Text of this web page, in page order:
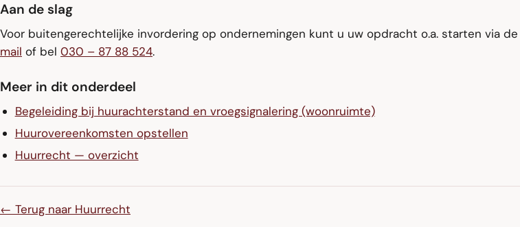
Aan de slag
Voor buitengerechtelijke invordering op ondernemingen kunt u uw opdracht o.a. starten via de
mail of bel 030 – 87 88 524.
Meer in dit onderdeel
Begeleiding bij huurachterstand en vroegsignalering (woonruimte)
Huurovereenkomsten opstellen
Huurrecht — overzicht
← Terug naar Huurrecht